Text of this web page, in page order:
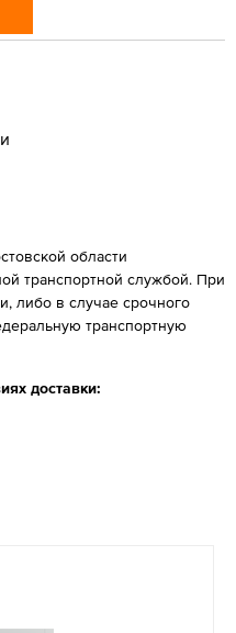
области
транспортной службой. При
либо в случае срочного
транспортную
доставки: